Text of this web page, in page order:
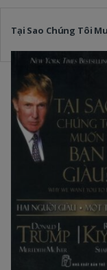
Tại Sao Chúng Tôi